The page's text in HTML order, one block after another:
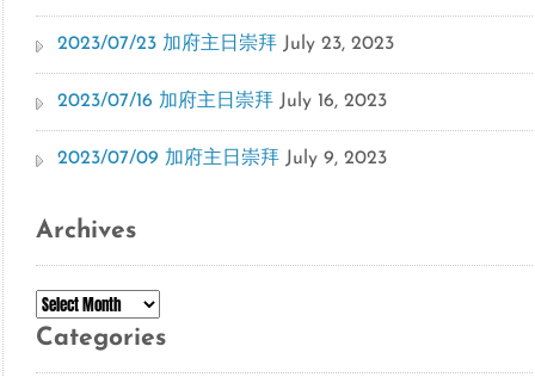
2023/07/23 加府主日崇拜 July 23, 2023
2023/07/16 加府主日崇拜 July 16, 2023
2023/07/09 加府主日崇拜 July 9, 2023
Archives
Archives
Categories